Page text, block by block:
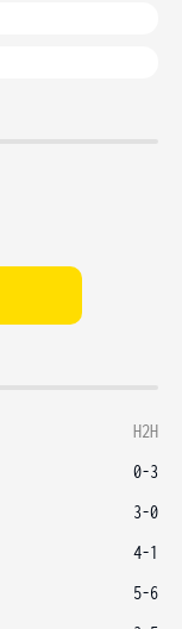
H2H
0-3
3-0
4-1
5-6